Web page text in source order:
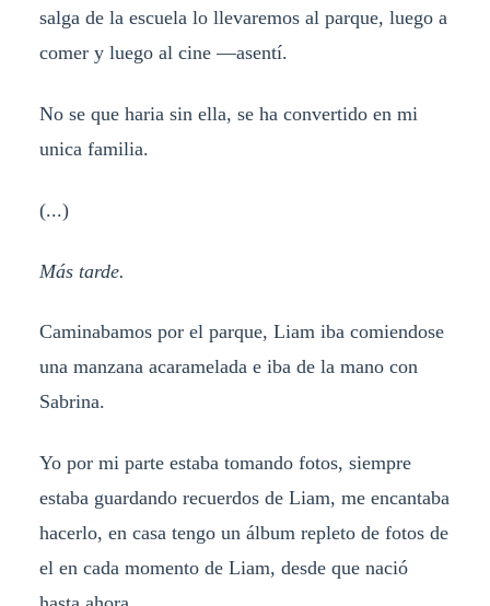
salga de la escuela lo llevaremos al parque, luego a
comer y luego al cine —asentí.
No se que haria sin ella, se ha convertido en mi
unica familia.
(...)
Más tarde.
Caminabamos por el parque, Liam iba comiendose
una manzana acaramelada e iba de la mano con
Sabrina.
Yo por mi parte estaba tomando fotos, siempre
estaba guardando recuerdos de Liam, me encantaba
hacerlo, en casa tengo un álbum repleto de fotos de
el en cada momento de Liam, desde que nació